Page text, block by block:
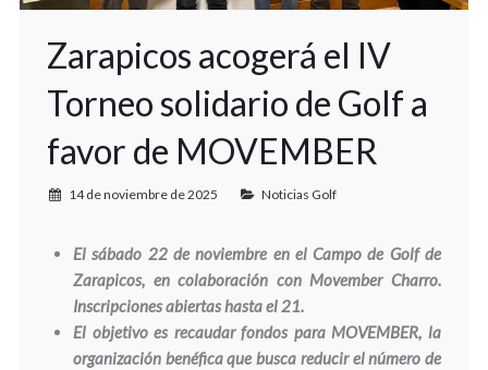
Zarapicos acogerá el IV
Torneo solidario de Golf a
favor de MOVEMBER
14 de noviembre de 2025 Noticias Golf
El sábado 22 de noviembre en el Campo de Golf de
Zarapicos, en colaboración con Movember Charro.
Inscripciones abiertas hasta el 21.
El objetivo es recaudar fondos para MOVEMBER, la
organización benéfica que busca reducir el número de